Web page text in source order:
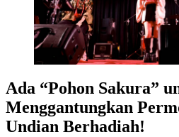
Ada “Pohon Sakura”
Menggantungkan
Undian Berhadiah!